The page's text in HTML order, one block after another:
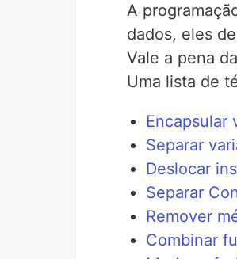
A
dados, eles
Vale a pena
Uma lista de
Encapsular
Separar
Deslocar
Separar
Remover
Combinar